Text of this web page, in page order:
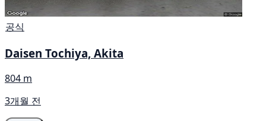
공식
Daisen Tochiya, Akita
804 m
3개월 전